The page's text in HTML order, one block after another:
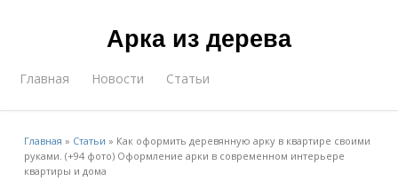
Арка из дерева
Главная Новости Статьи
Главная » Статьи » Как оформить деревянную арку в квартире своими
руками. (+94 фото) Оформление арки в современном интерьере
квартиры и дома